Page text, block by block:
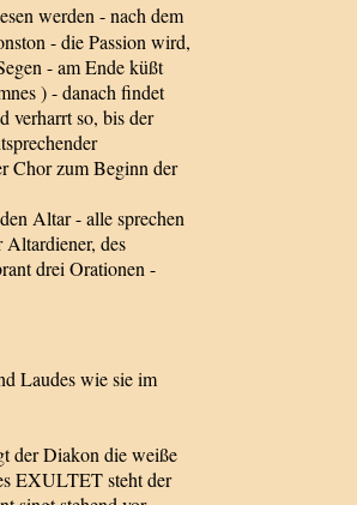
werden - nach dem
- die Passion wird,
- am Ende küßt
) - danach findet
verharrt so, bis der
Chor zum Beginn der
Altar - alle sprechen
des
drei Orationen -
Laudes wie sie im
der Diakon die weiße
EXULTET steht der